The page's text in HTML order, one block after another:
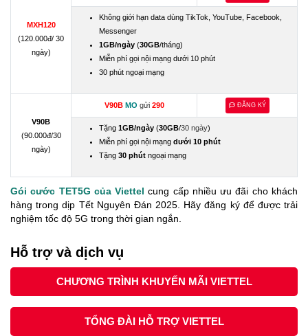
MXH120
(120.000đ/ 30
ngày)
Không giới hạn data dùng TikTok, YouTube, Facebook,
Messenger
1GB/ngày (30GB/tháng)
Miễn phí gọi nội mạng dưới 10 phút
30 phút ngoại mạng
V90B
(90.000đ/30
ngày)
V90B MO gửi 290 ĐĂNG KÝ
Tặng 1GB/ngày (30GB/30 ngày)
Miễn phí gọi nội mạng dưới 10 phút
Tặng 30 phút ngoại mạng
Gói cước TET5G của Viettel cung cấp nhiều ưu đãi cho khách
hàng trong dịp Tết Nguyên Đán 2025. Hãy đăng ký để được trải
nghiệm tốc độ 5G trong thời gian ngắn.
Hỗ trợ và dịch vụ
CHƯƠNG TRÌNH KHUYẾN MÃI VIETTEL
TỔNG ĐÀI HỖ TRỢ VIETTEL